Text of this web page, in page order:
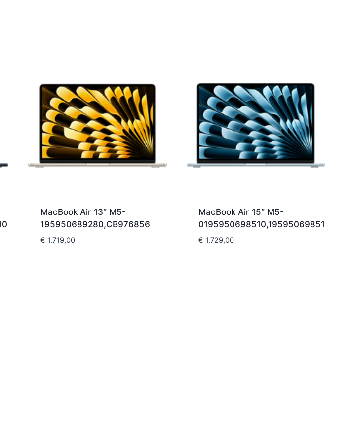
MacBook Air 13″ M5-
195950689280,CB976856
€ 1.719,00
MacBook Air 15″ M5-
0195950698510,195950698510
€ 1.729,00